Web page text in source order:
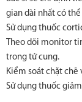
gian dài nhất có
Sử dụng thuốc
Theo dõi monitor
trong tử cung.
Kiểm soát chặt chẽ
Sử dụng thuốc